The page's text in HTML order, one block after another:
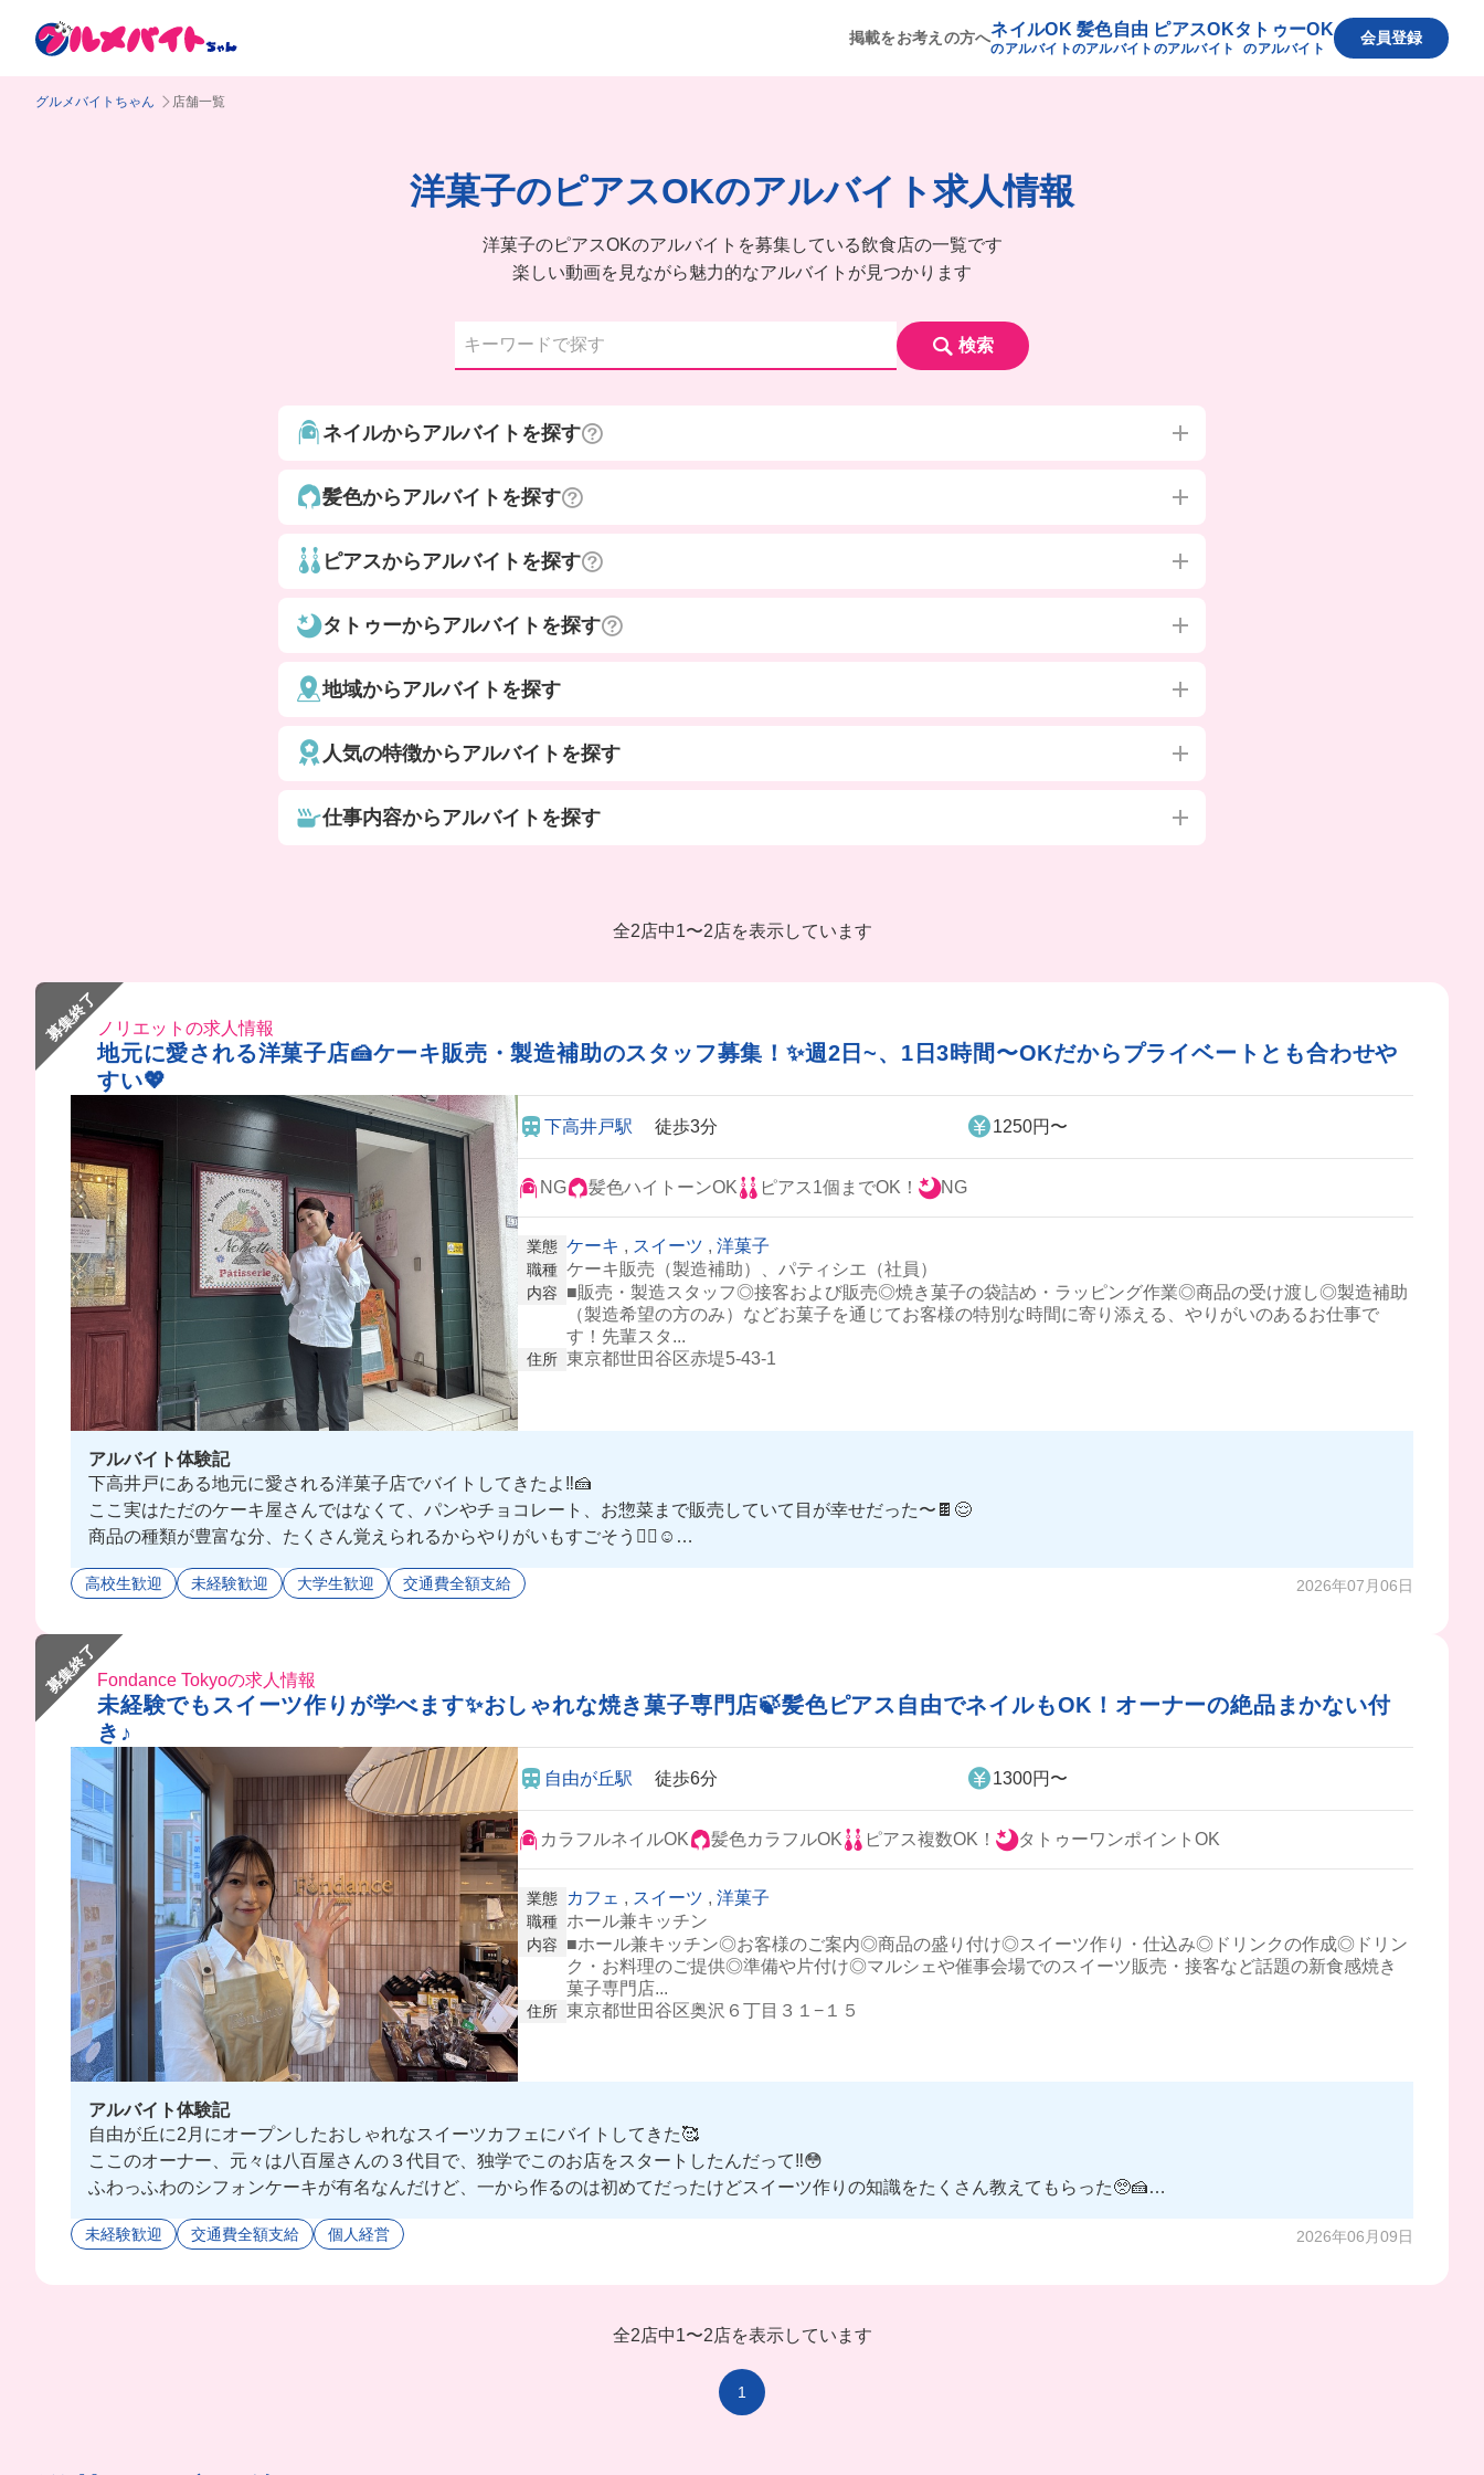
掲載をお考えの方へネイルOK
のアルバイト
髪色自由
のアルバイト
ピアスOK
のアルバイト
タトゥーOK
のアルバイト
会員登録
グルメバイトちゃん 店舗一覧
洋菓子のピアスOKのアルバイト求人情報
洋菓子のピアスOKのアルバイトを募集している飲食店の一覧です
楽しい動画を見ながら魅力的なアルバイトが見つかります
検索
ネイルからアルバイトを探す
髪色からアルバイトを探す
ピアスからアルバイトを探す
タトゥーからアルバイトを探す
地域からアルバイトを探す
人気の特徴からアルバイトを探す
仕事内容からアルバイトを探す
全2店中1〜2店を表示しています
募集終了ノリエットの求人情報
地元に愛される洋菓子店🍰ケーキ販売・製造補助のスタッフ募集！✨週2日~、1日3時間〜OKだからプライベートとも合わせや
すい💖
下高井戸駅 徒歩3分 1250円〜
NG 髪色ハイトーンOK ピアス1個までOK！ NG
業態 ケーキ , スイーツ , 洋菓子
職種 ケーキ販売（製造補助）、パティシエ（社員）
内容
■販売・製造スタッフ◎接客および販売◎焼き菓子の袋詰め・ラッピング作業◎商品の受け渡し◎製造補助
（製造希望の方のみ）などお菓子を通じてお客様の特別な時間に寄り添える、やりがいのあるお仕事で
す！先輩スタ...
住所 東京都世田谷区赤堤5-43-1
アルバイト体験記
下高井戸にある地元に愛される洋菓子店でバイトしてきたよ‼️🍰
ここ実はただのケーキ屋さんではなくて、パンやチョコレート、お惣菜まで販売していて目が幸せだった〜🍫😌
商品の種類が豊富な分、たくさん覚えられるからやりがいもすごそう❤️‍🔥☺️
高校生歓迎 未経験歓迎 大学生歓迎 交通費全額支給 2026年07月06日
募集終了Fondance Tokyoの求人情報
未経験でもスイーツ作りが学べます✨おしゃれな焼き菓子専門店🍃髪色ピアス自由でネイルもOK！オーナーの絶品まかない付
き♪
自由が丘駅 徒歩6分 1300円〜
カラフルネイルOK 髪色カラフルOK ピアス複数OK！ タトゥーワンポイントOK
業態 カフェ , スイーツ , 洋菓子
職種 ホール兼キッチン
内容
■ホール兼キッチン◎お客様のご案内◎商品の盛り付け◎スイーツ作り・仕込み◎ドリンクの作成◎ドリン
ク・お料理のご提供◎準備や片付け◎マルシェや催事会場でのスイーツ販売・接客など話題の新食感焼き
菓子専門店...
住所 東京都世田谷区奥沢６丁目３１−１５
アルバイト体験記
自由が丘に2月にオープンしたおしゃれなスイーツカフェにバイトしてきた🥰
ここのオーナー、元々は八百屋さんの３代目で、独学でこのお店をスタートしたんだって‼️😳
ふわっふわのシフォンケーキが有名なんだけど、一から作るのは初めてだったけどスイーツ作りの知識をたくさん教えてもらった🥺🍰
常連さんも多くて、スタッフとお客様とのアットホームで温かい空間がとにかく居心地よすぎ🥹❤️‍🔥
未経験歓迎 交通費全額支給 個人経営 2026年06月09日
全2店中1〜2店を表示しています
1